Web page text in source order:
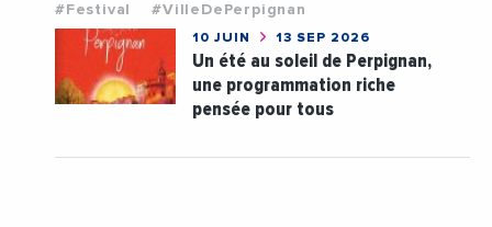
#Festival #VilleDePerpignan
10 JUIN 13 SEP 2026
Un été au soleil de Perpignan,
une programmation riche
pensée pour tous